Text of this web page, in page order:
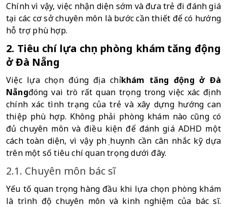
Chính vì vậy, việc nhận diện sớm và đưa trẻ đi đánh giá
tại các cơ sở chuyên môn là bước cần thiết để có hướng
hỗ trợ phù hợp.
2. Tiêu chí lựa chọn phòng khám tăng động
ở Đà Nẵng
Việc lựa chọn đúng địa chỉkhám tăng động ở Đà
Nẵngđóng vai trò rất quan trọng trong việc xác định
chính xác tình trạng của trẻ và xây dựng hướng can
thiệp phù hợp. Không phải phòng khám nào cũng có
đủ chuyên môn và điều kiện để đánh giá ADHD một
cách toàn diện, vì vậy phụ huynh cần cân nhắc kỹ dựa
trên một số tiêu chí quan trọng dưới đây.
2.1. Chuyên môn bác sĩ
Yếu tố quan trọng hàng đầu khi lựa chọn phòng khám
là trình độ chuyên môn và kinh nghiệm của bác sĩ.